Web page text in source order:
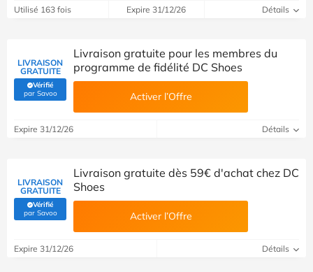
Utilisé 163 fois Expire 31/12/26 Détails
LIVRAISON
GRATUITE
Vérifié
par Savoo(Vérifié par Savoo)
Livraison gratuite pour les membres du
programme de fidélité DC Shoes
Activer l’Offre
Expire 31/12/26 Détails
LIVRAISON
GRATUITE
Vérifié
par Savoo(Vérifié par Savoo)
Livraison gratuite dès 59€ d'achat chez DC
Shoes
Activer l’Offre
Expire 31/12/26 Détails